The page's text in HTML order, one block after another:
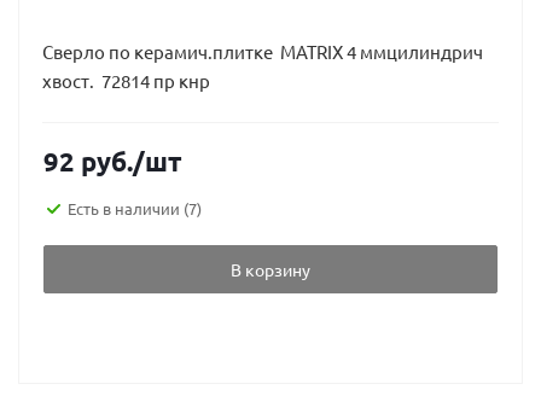
Сверло по керамич.плитке MATRIX 4 ммцилиндрич
хвост. 72814 пр кнр
92 руб./шт
Есть в наличии (7)
В корзину